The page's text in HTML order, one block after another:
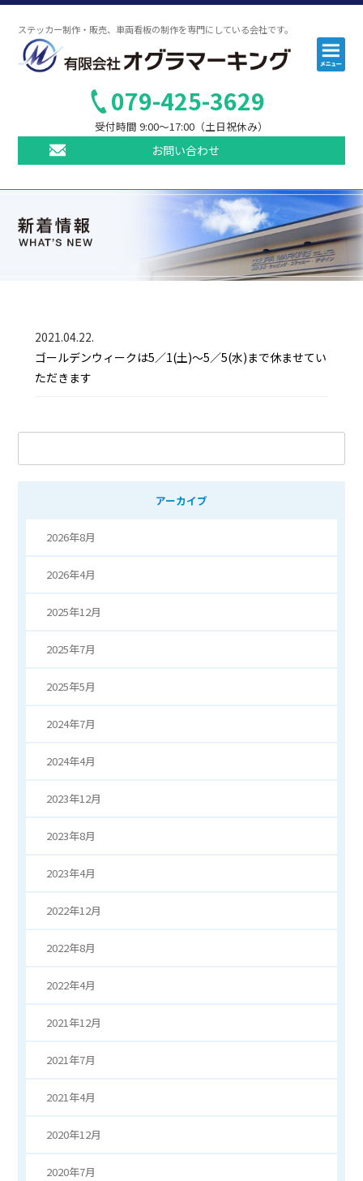
ステッカー制作・販売、車両看板の制作を専門にしている会社です。
メ
ニ
ン
ス
キ
プ
079-425-3629
受付時間 9:00〜17:00（土日祝休み）
お問い合わせ
2021.04.22.
ゴールデンウィークは5／1(土)～5／5(水)まで休ませてい
ただきます
ー
アーカイブ
2026年8月
2026年4月
2025年12月
2025年7月
2025年5月
2024年7月
2024年4月
2023年12月
2023年8月
2023年4月
2022年12月
2022年8月
2022年4月
2021年12月
2021年7月
2021年4月
2020年12月
2020年7月